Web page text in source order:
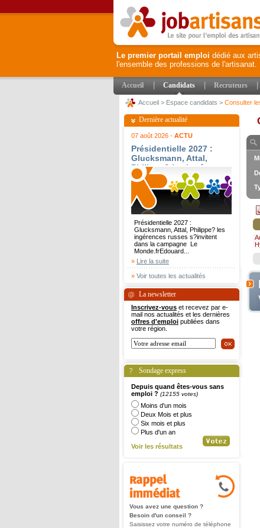
Le premier portail emploi dédié aux
l'ensemble des professions de l'artisanat.
Accueil Candidats Recruteurs
Accueil > Espace candidats > Consulter
Dernière actualité
07 août 2026 - ACTU
Présidentielle 2027 :
Glucksmann, Attal,
Philippe? les ingérences
russes s?invitent dans
la campagne - Le
Monde.fr
Présidentielle 2027 :
Glucksmann, Attal, Philippe? les
ingérences russes s?invitent
dans la campagne Le
Monde.frEdouard...
» Lire la suite
» Voir toutes les actualités
La newsletter
Inscrivez-vous et recevez par e-
mail nos actualités et les dernières
offres d'emploi publiées dans
votre région.
Sondage express
Depuis quand êtes-vous sans
emploi ? (12155 votes)
Moins d'un mois
Deux Mois et plus
Six mois et plus
Plus d'un an
Voir les résultats
Vous avez une question ?
Besoin d'un conseil ?
Saisissez votre numéro de téléphone